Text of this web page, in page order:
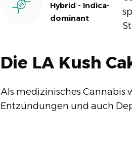
Hybrid - Indica-
dominant
Die LA Kush
Als medizinisches Cannabis
Entzündungen und auch